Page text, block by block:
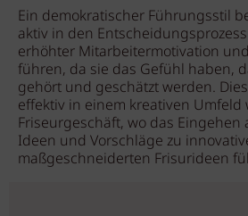
Ein demokratischer Führungsstil
aktiv in den
erhöhter Mitarbeitermotivation
führen, da sie das Gefühl haben,
gehört und geschätzt werden.
effektiv in einem kreativen Umfeld
Friseurgeschäft, wo das
Ideen und Vorschläge zu
maßgeschneiderten Frisurideen